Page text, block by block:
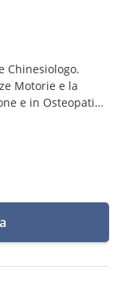
Chinesiologo.
Motorie e la
e in Osteopatia.